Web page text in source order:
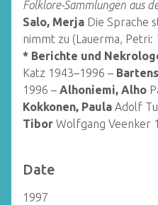
Folklore-Sammlungen aus
Salo, Merja Die Sprache
nimmt zu (Lauerma, Petri:
* Berichte und
Katz 1943–1996 –
1996 – Alhoniemi, Alho
Kokkonen, Paula Adolf
Tibor Wolfgang Veenker
Date
1997